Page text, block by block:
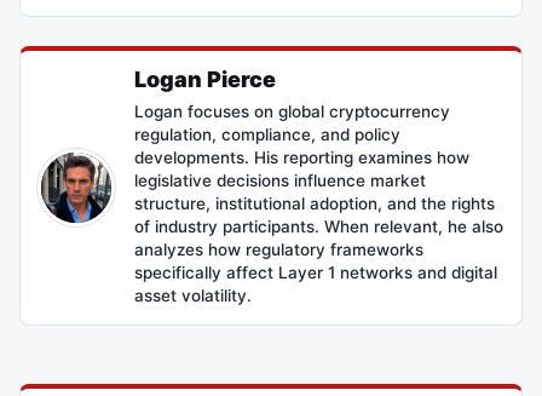
Logan Pierce
Logan focuses on global cryptocurrency
regulation, compliance, and policy
developments. His reporting examines how
legislative decisions influence market
structure, institutional adoption, and the rights
of industry participants. When relevant, he also
analyzes how regulatory frameworks
specifically affect Layer 1 networks and digital
asset volatility.